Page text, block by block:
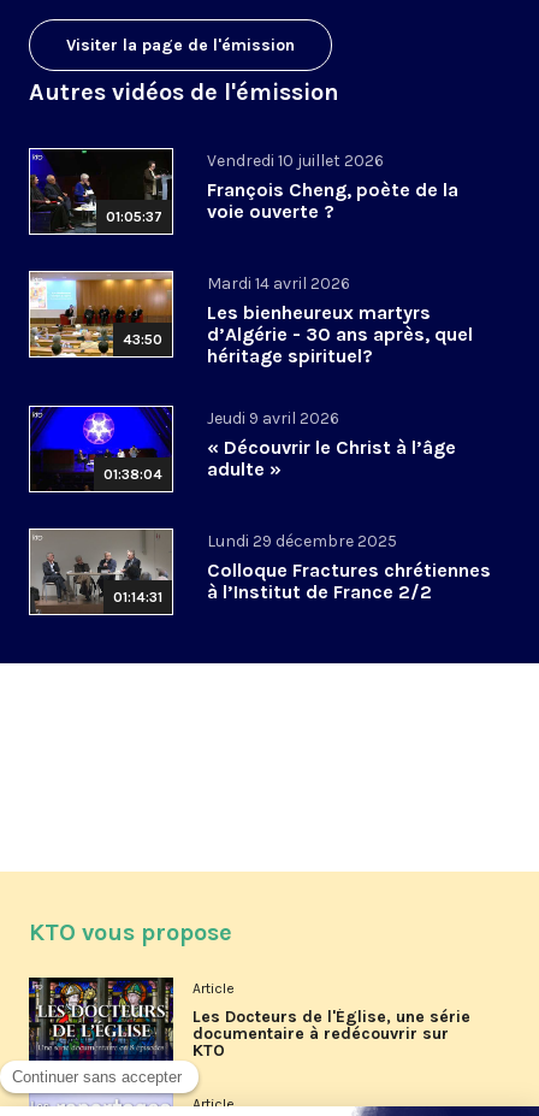
Visiter la page de l'émission
Autres vidéos de l'émission
01:05:37
Vendredi 10 juillet 2026
François Cheng, poète de la
voie ouverte ?
43:50
Mardi 14 avril 2026
Les bienheureux martyrs
d’Algérie - 30 ans après, quel
héritage spirituel?
01:38:04
Jeudi 9 avril 2026
« Découvrir le Christ à l’âge
adulte »
01:14:31
Lundi 29 décembre 2025
Colloque Fractures chrétiennes
à l’Institut de France 2/2
KTO vous propose
Article
Les Docteurs de l'Église, une série
documentaire à redécouvrir sur
KTO
Article